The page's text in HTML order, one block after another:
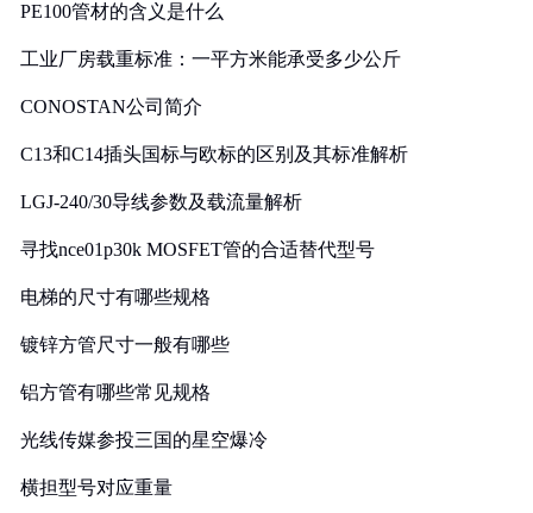
PE100管材的含义是什么
工业厂房载重标准：一平方米能承受多少公斤
CONOSTAN公司简介
C13和C14插头国标与欧标的区别及其标准解析
LGJ-240/30导线参数及载流量解析
寻找nce01p30k MOSFET管的合适替代型号
电梯的尺寸有哪些规格
镀锌方管尺寸一般有哪些
铝方管有哪些常见规格
光线传媒参投三国的星空爆冷
横担型号对应重量